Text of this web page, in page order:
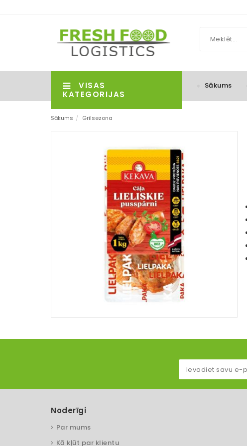
VISAS
KATEGORIJAS
Sākums
Sākums / Grilsezona
Noderīgi
Par mums
Kā kļūt par klientu